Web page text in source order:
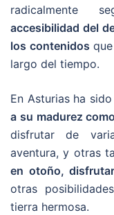
radicalmente
accesibilidad del
los contenidos
largo del tiempo.
En Asturias ha
a su madurez
disfrutar de
aventura, y otras
en otoño,
otras
tierra hermosa.